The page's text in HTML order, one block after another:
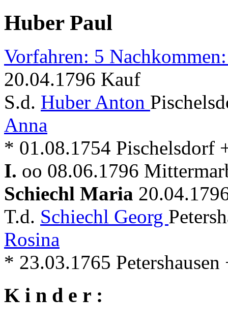
Huber Paul
Vorfahren: 5
20.04.1796 Kauf
S.d. Huber Anton
Anna
* 01.08.1754 Pischelsdorf
I. oo 08.06.1796
Schiechl Maria
T.d. Schiechl Georg
Rosina
* 23.03.1765
K i n d e r :